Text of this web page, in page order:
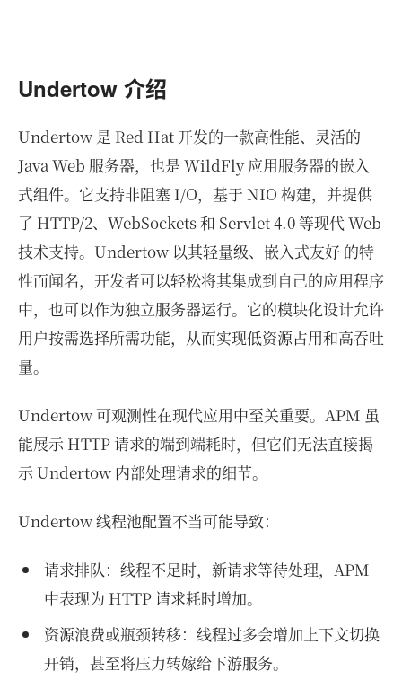
Undertow 介绍
Undertow 是 Red Hat 开发的一款高性能、灵活的
Java Web 服务器，也是 WildFly 应用服务器的嵌入
式组件。它支持非阻塞 I/O，基于 NIO 构建，并提供
了 HTTP/2、WebSockets 和 Servlet 4.0 等现代 Web
技术支持。Undertow 以其轻量级、嵌入式友好 的特
性而闻名，开发者可以轻松将其集成到自己的应用程序
中，也可以作为独立服务器运行。它的模块化设计允许
用户按需选择所需功能，从而实现低资源占用和高吞吐
量。
Undertow 可观测性在现代应用中至关重要。APM 虽
能展示 HTTP 请求的端到端耗时，但它们无法直接揭
示 Undertow 内部处理请求的细节。
Undertow 线程池配置不当可能导致：
请求排队：线程不足时，新请求等待处理，APM
中表现为 HTTP 请求耗时增加。
资源浪费或瓶颈转移：线程过多会增加上下文切换
开销，甚至将压力转嫁给下游服务。